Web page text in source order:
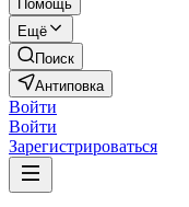
Помощь
Ещё
Поиск
Антиповка
Войти
Войти
Зарегистрироваться